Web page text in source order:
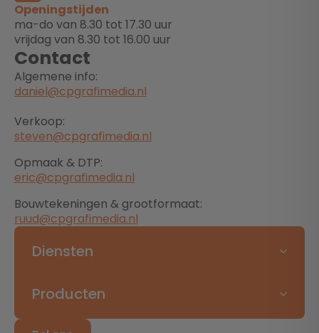
Openingstijden
ma-do van 8.30 tot 17.30 uur
vrijdag van 8.30 tot 16.00 uur
Contact
Algemene info:
daniel@cpgrafimedia.nl
Verkoop:
steven@cpgrafimedia.nl
Opmaak & DTP:
eric@cpgrafimedia.nl
Bouwtekeningen & grootformaat:
ruud@cpgrafimedia.nl
Diensten
Producten